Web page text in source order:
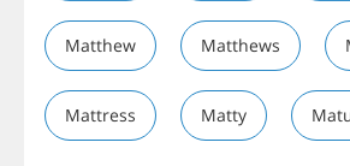
Matthew Matthews
Mattress Matty